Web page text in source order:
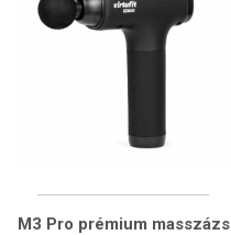
M3 Pro prémium masszázs